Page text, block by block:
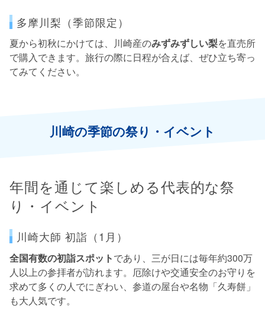
多摩川梨（季節限定）
夏から初秋にかけては、川崎産のみずみずしい梨を直売所
で購入できます。旅行の際に日程が合えば、ぜひ立ち寄っ
てみてください。
川崎の季節の祭り・イベント
年間を通じて楽しめる代表的な祭
り・イベント
川崎大師 初詣（1月）
全国有数の初詣スポットであり、三が日には毎年約300万
人以上の参拝者が訪れます。厄除けや交通安全のお守りを
求めて多くの人でにぎわい、参道の屋台や名物「久寿餅」
も大人気です。